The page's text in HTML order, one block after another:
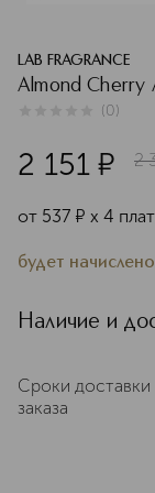
LAB FRAGRANCE
Almond
(0)
2 151 ¤ 2
от 537 ¤ х 4
будет начислено
Наличие и
Сроки
заказа